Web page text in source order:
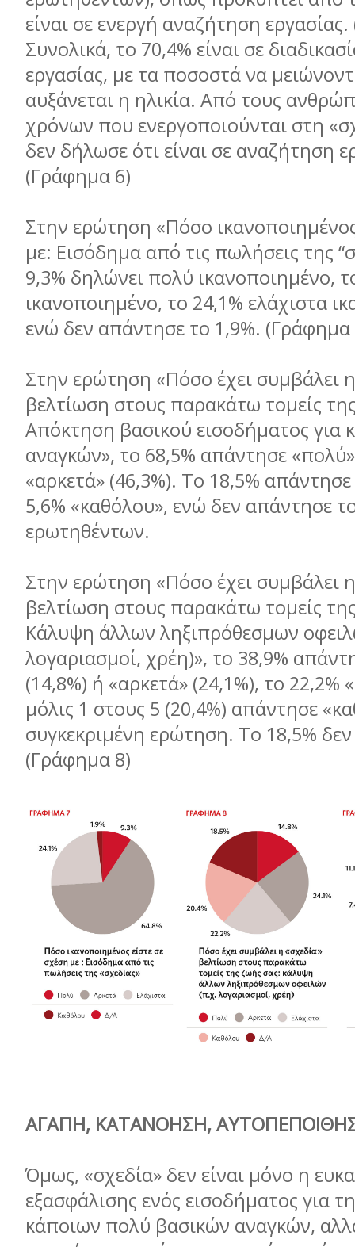
είναι σε ενεργή αναζήτηση
Συνολικά, το 70,4% είναι σε
εργασίας, με τα ποσοστά να
αυξάνεται η ηλικία. Από τους
χρόνων που ενεργοποιούνται στη
δεν δήλωσε ότι είναι σε αναζήτηση
(Γράφημα 6)
Στην ερώτηση «Πόσο
με: Εισόδημα από τις πωλήσεις της
9,3% δηλώνει πολύ ικανοποιημένο,
ικανοποιημένο, το 24,1% ελάχιστα
ενώ δεν απάντησε το 1,9%. (Γράφημα
Στην ερώτηση «Πόσο έχει συμβάλει η
βελτίωση στους παρακάτω τομείς
Απόκτηση βασικού εισοδήματος για
αναγκών», το 68,5% απάντησε
«αρκετά» (46,3%). Το 18,5%
5,6% «καθόλου», ενώ δεν απάντησε
ερωτηθέντων.
Στην ερώτηση «Πόσο έχει συμβάλει η
βελτίωση στους παρακάτω τομείς
Κάλυψη άλλων ληξιπρόθεσμων
λογαριασμοί, χρέη)», το 38,9%
(14,8%) ή «αρκετά» (24,1%), το 22,2%
μόλις 1 στους 5 (20,4%) απάντησε
συγκεκριμένη ερώτηση. Το 18,5%
(Γράφημα 8)
ΑΓΑΠΗ, ΚΑΤΑΝΟΗΣΗ,
Όμως, «σχεδία» δεν είναι μόνο η
εξασφάλισης ενός εισοδήματος για
κάποιων πολύ βασικών αναγκών,